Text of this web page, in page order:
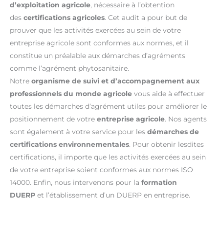
d’exploitation agricole, nécessaire à l’obtention
des certifications agricoles. Cet audit a pour but de
prouver que les activités exercées au sein de votre
entreprise agricole sont conformes aux normes, et il
constitue un préalable aux démarches d’agréments
comme l’agrément phytosanitaire.
Notre organisme de suivi et d’accompagnement aux
professionnels du monde agricole vous aide à effectuer
toutes les démarches d’agrément utiles pour améliorer le
positionnement de votre entreprise agricole. Nos agents
sont également à votre service pour les démarches de
certifications environnementales. Pour obtenir lesdites
certifications, il importe que les activités exercées au sein
de votre entreprise soient conformes aux normes ISO
14000. Enfin, nous intervenons pour la formation
DUERP et l’établissement d’un DUERP en entreprise.